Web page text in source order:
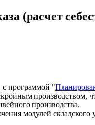
(расчет
с программой "
производством,
производства.
модулей складского